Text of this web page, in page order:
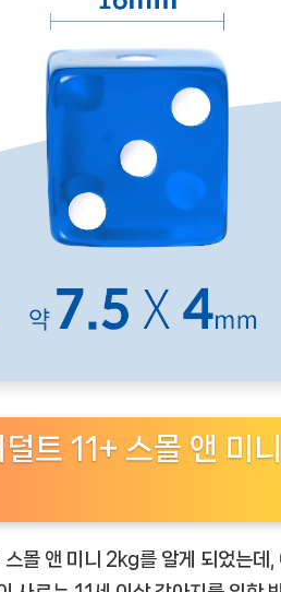
필
수
템
트 11+ 스몰 앤 미니
몰 앤 미니 2kg를 알게 되었는데,